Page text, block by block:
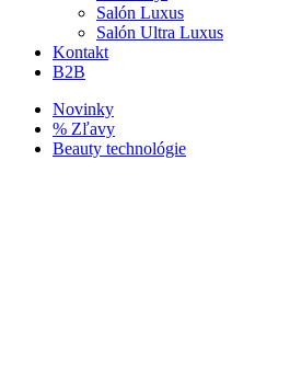
Salón Luxus
Salón Ultra Luxus
Kontakt
B2B
Novinky
% Zľavy
Beauty technológie